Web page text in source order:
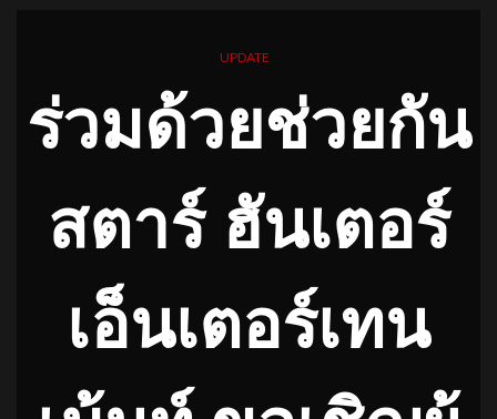
UPDATE
ร่วมด้วยช่วยกัน
สตาร์ ฮันเตอร์
เอ็นเตอร์เทน